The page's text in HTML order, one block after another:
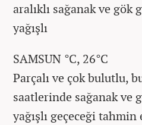
aralıklı sağanak ve gök
yağışlı
SAMSUN °C, 26°C
Parçalı ve çok bulutlu,
saatlerinde sağanak ve
yağışlı geçeceği tahmin